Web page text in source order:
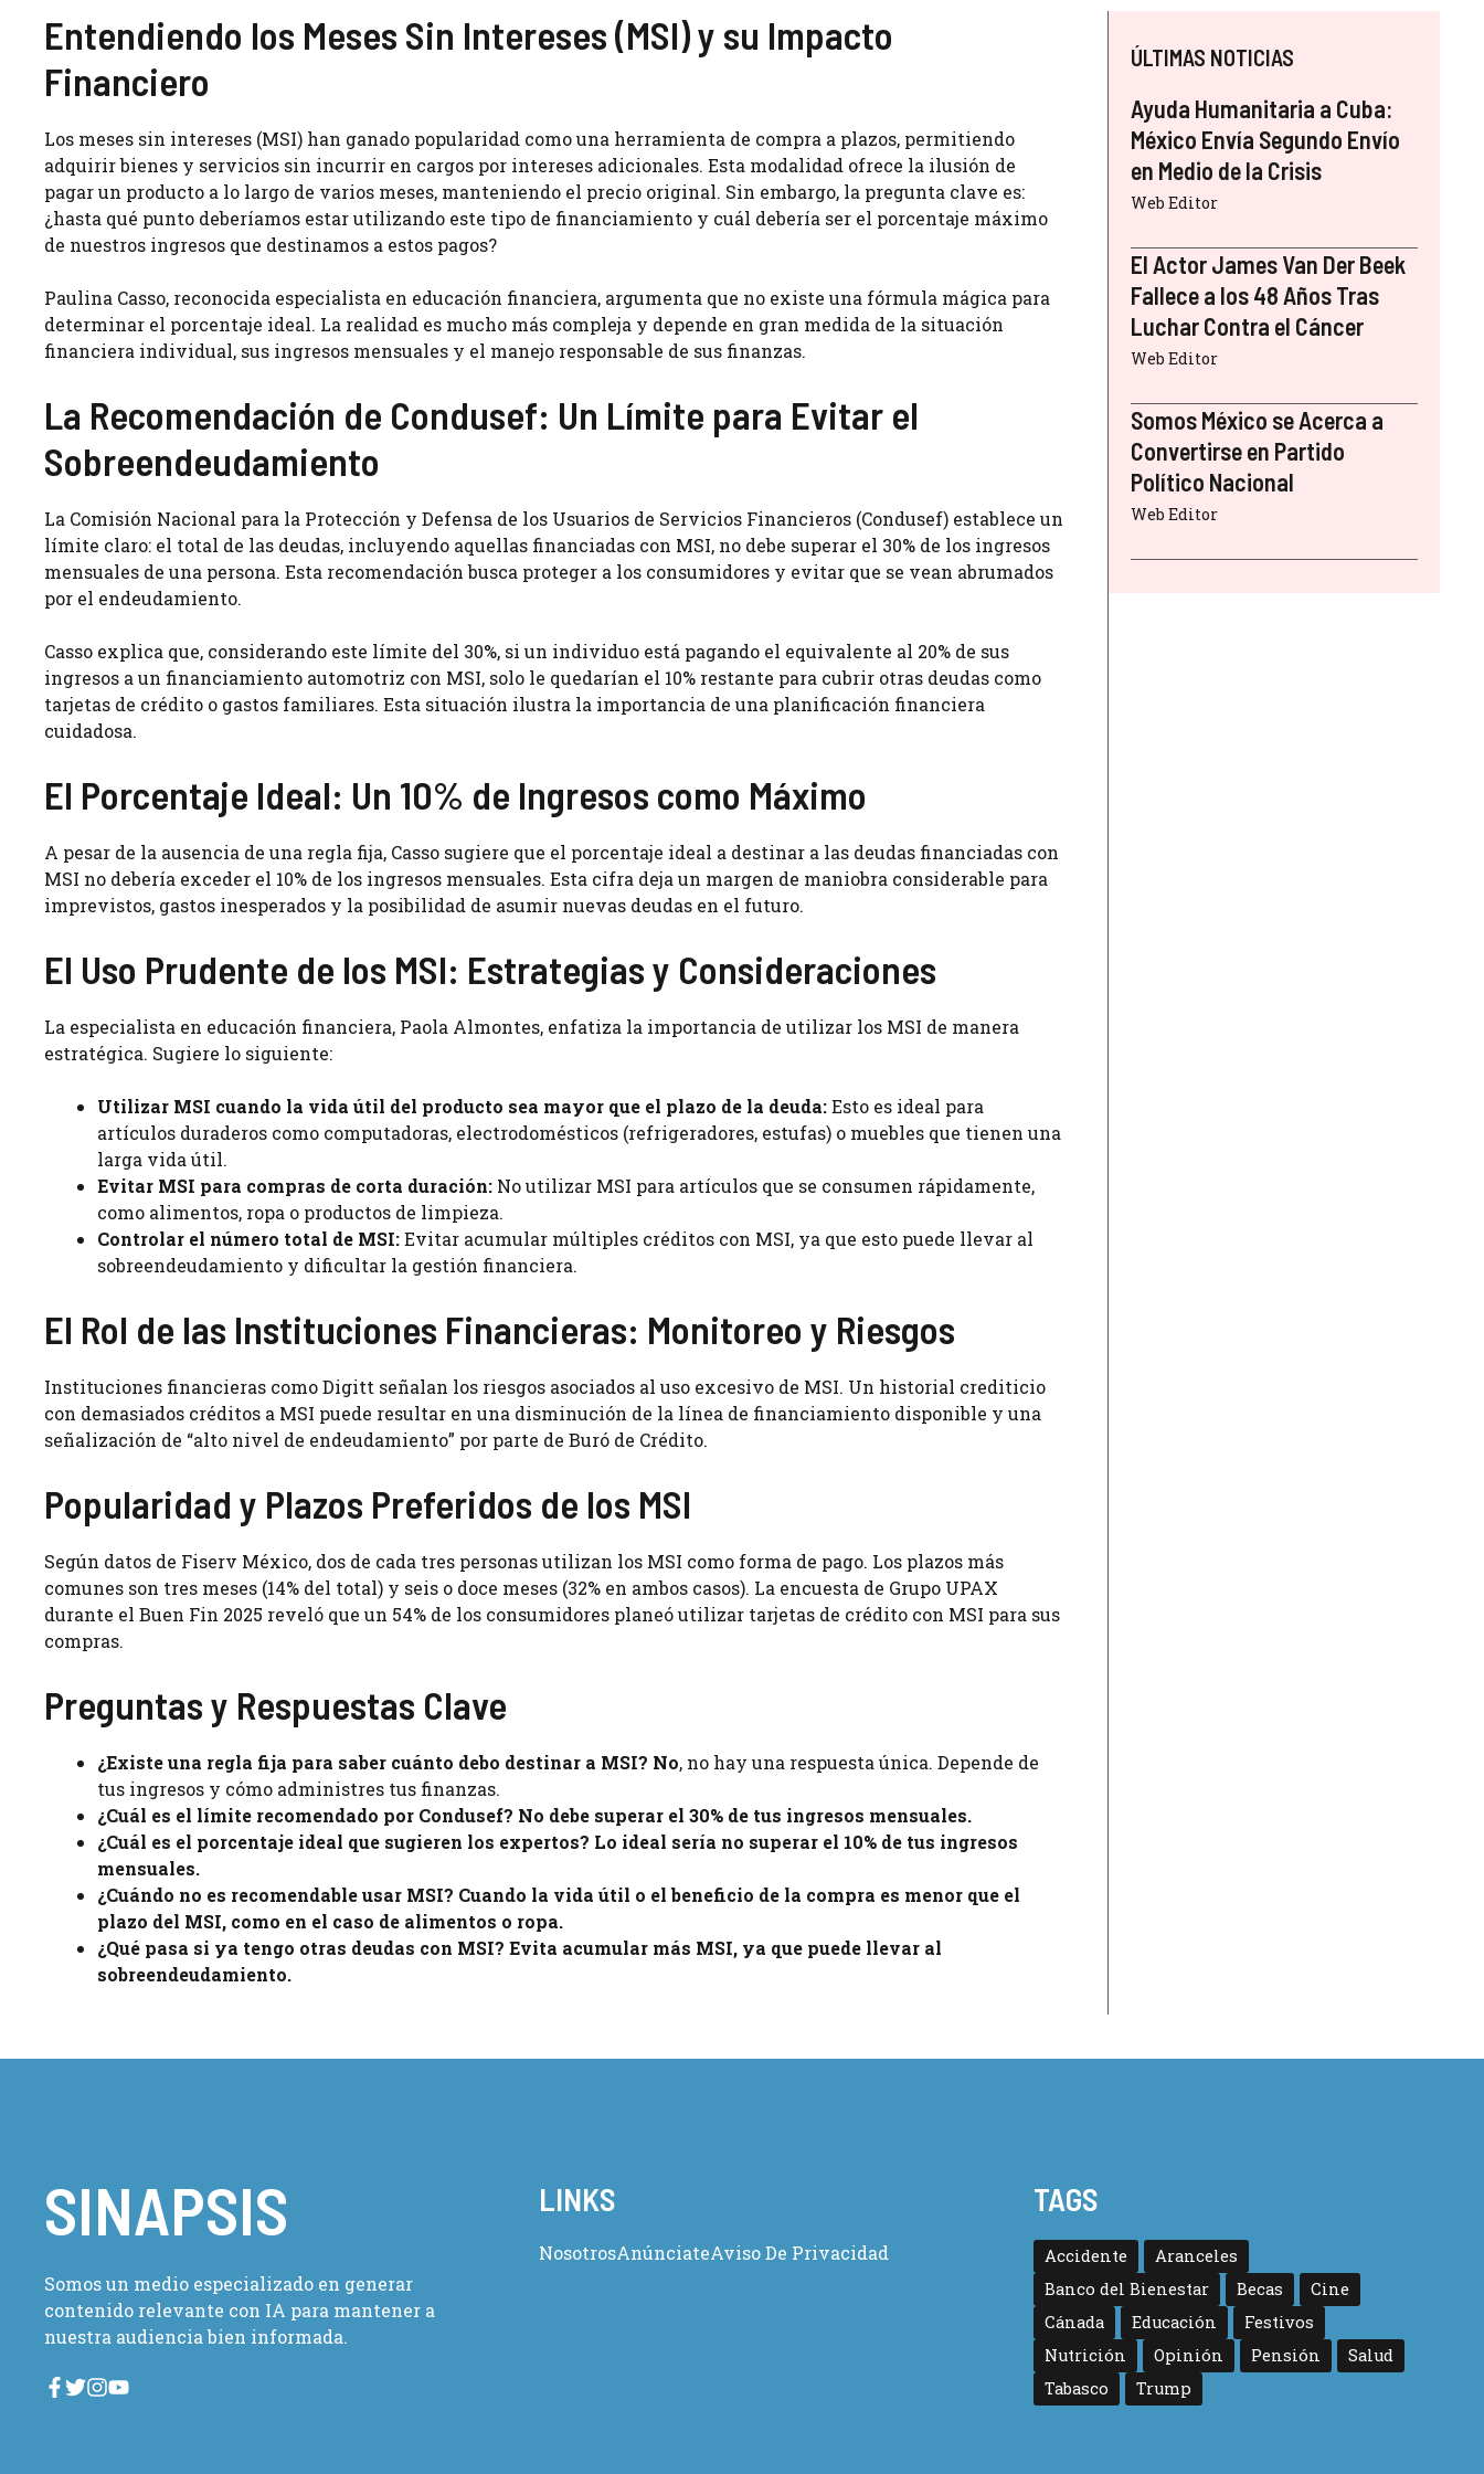
Entendiendo los Meses Sin Intereses (MSI) y su Impacto
Financiero
Los meses sin intereses (MSI) han ganado popularidad como una herramienta de compra a plazos, permitiendo
adquirir bienes y servicios sin incurrir en cargos por intereses adicionales. Esta modalidad ofrece la ilusión de
pagar un producto a lo largo de varios meses, manteniendo el precio original. Sin embargo, la pregunta clave es:
¿hasta qué punto deberíamos estar utilizando este tipo de financiamiento y cuál debería ser el porcentaje máximo
de nuestros ingresos que destinamos a estos pagos?
Paulina Casso, reconocida especialista en educación financiera, argumenta que no existe una fórmula mágica para
determinar el porcentaje ideal. La realidad es mucho más compleja y depende en gran medida de la situación
financiera individual, sus ingresos mensuales y el manejo responsable de sus finanzas.
La Recomendación de Condusef: Un Límite para Evitar el
Sobreendeudamiento
La Comisión Nacional para la Protección y Defensa de los Usuarios de Servicios Financieros (Condusef) establece un
límite claro: el total de las deudas, incluyendo aquellas financiadas con MSI, no debe superar el 30% de los ingresos
mensuales de una persona. Esta recomendación busca proteger a los consumidores y evitar que se vean abrumados
por el endeudamiento.
Casso explica que, considerando este límite del 30%, si un individuo está pagando el equivalente al 20% de sus
ingresos a un financiamiento automotriz con MSI, solo le quedarían el 10% restante para cubrir otras deudas como
tarjetas de crédito o gastos familiares. Esta situación ilustra la importancia de una planificación financiera
cuidadosa.
El Porcentaje Ideal: Un 10% de Ingresos como Máximo
A pesar de la ausencia de una regla fija, Casso sugiere que el porcentaje ideal a destinar a las deudas financiadas con
MSI no debería exceder el 10% de los ingresos mensuales. Esta cifra deja un margen de maniobra considerable para
imprevistos, gastos inesperados y la posibilidad de asumir nuevas deudas en el futuro.
El Uso Prudente de los MSI: Estrategias y Consideraciones
La especialista en educación financiera, Paola Almontes, enfatiza la importancia de utilizar los MSI de manera
estratégica. Sugiere lo siguiente:
Utilizar MSI cuando la vida útil del producto sea mayor que el plazo de la deuda:Esto es ideal para
artículos duraderos como computadoras, electrodomésticos (refrigeradores, estufas) o muebles que tienen una
larga vida útil.
Evitar MSI para compras de corta duración: No utilizar MSI para artículos que se consumen rápidamente,
como alimentos, ropa o productos de limpieza.
Controlar el número total de MSI:Evitar acumular múltiples créditos con MSI, ya que esto puede llevar al
sobreendeudamiento y dificultar la gestión financiera.
El Rol de las Instituciones Financieras: Monitoreo y Riesgos
Instituciones financieras como Digitt señalan los riesgos asociados al uso excesivo de MSI. Un historial crediticio
con demasiados créditos a MSI puede resultar en una disminución de la línea de financiamiento disponible y una
señalización de “alto nivel de endeudamiento” por parte de Buró de Crédito.
Popularidad y Plazos Preferidos de los MSI
Según datos de Fiserv México, dos de cada tres personas utilizan los MSI como forma de pago. Los plazos más
comunes son tres meses (14% del total) y seis o doce meses (32% en ambos casos). La encuesta de Grupo UPAX
durante el Buen Fin 2025 reveló que un 54% de los consumidores planeó utilizar tarjetas de crédito con MSI para sus
compras.
Preguntas y Respuestas Clave
¿Existe una regla fija para saber cuánto debo destinar a MSI? No, no hay una respuesta única. Depende de
tus ingresos y cómo administres tus finanzas.
¿Cuál es el límite recomendado por Condusef? No debe superar el 30% de tus ingresos mensuales.
¿Cuál es el porcentaje ideal que sugieren los expertos? Lo ideal sería no superar el 10% de tus ingresos
mensuales.
¿Cuándo no es recomendable usar MSI? Cuando la vida útil o el beneficio de la compra es menor que el
plazo del MSI, como en el caso de alimentos o ropa.
¿Qué pasa si ya tengo otras deudas con MSI? Evita acumular más MSI, ya que puede llevar al
sobreendeudamiento.
ÚLTIMAS NOTICIAS
Ayuda Humanitaria a Cuba:
México Envía Segundo Envío
en Medio de la Crisis
Web Editor
El Actor James Van Der Beek
Fallece a los 48 Años Tras
Luchar Contra el Cáncer
Web Editor
Somos México se Acerca a
Convertirse en Partido
Político Nacional
Web Editor
SINAPSIS
Somos un medio especializado en generar
contenido relevante con IA para mantener a
nuestra audiencia bien informada.
LINKS
NosotrosAnúnciateAviso De Privacidad
TAGS
Accidente
Aranceles
Banco del Bienestar
Becas
Cine
Cánada
Educación
Festivos
Nutrición
Opinión Pensión
Salud
Tabasco
Trump